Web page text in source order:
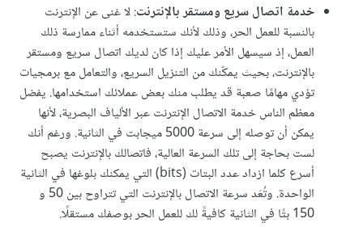
خدمة اتصال سريع ومستقر بالإنترنت: لا غنى عن الإنترنت
بالنسبة للعمل الحر، وذلك لأنك ستستخدمه أثناء ممارسة ذلك
العمل، إذ سيسهل الأمر عليك إذا كان لديك اتصال سريع ومستقر
بالإنترنت، بحيث يمكّنك من التنزيل السريع، والتعامل مع برمجيات
تؤدي مهامًا صعبة قد يطلب منك بعض عملائك استخدامها. يفضل
معظم الناس خدمة الاتصال الإنترنت عبر الألياف البصرية، لأنها
يمكن أن توصله إلى سرعة 5000 ميجابت في الثانية. ورغم أنك
لست بحاجة إلى تلك السرعة العالية، فاتصالك بالإنترنت يصبح
أسرع كلما ازداد عدد البتات (bits) التي يمكنك بلوغها في الثانية
الواحدة. وتُعَد سرعة الاتصال بالإنترنت التي تتراوح بين 50 و
150 بتًا في الثانية كافيةً لك للعمل الحر بوصفك مستقلًا.